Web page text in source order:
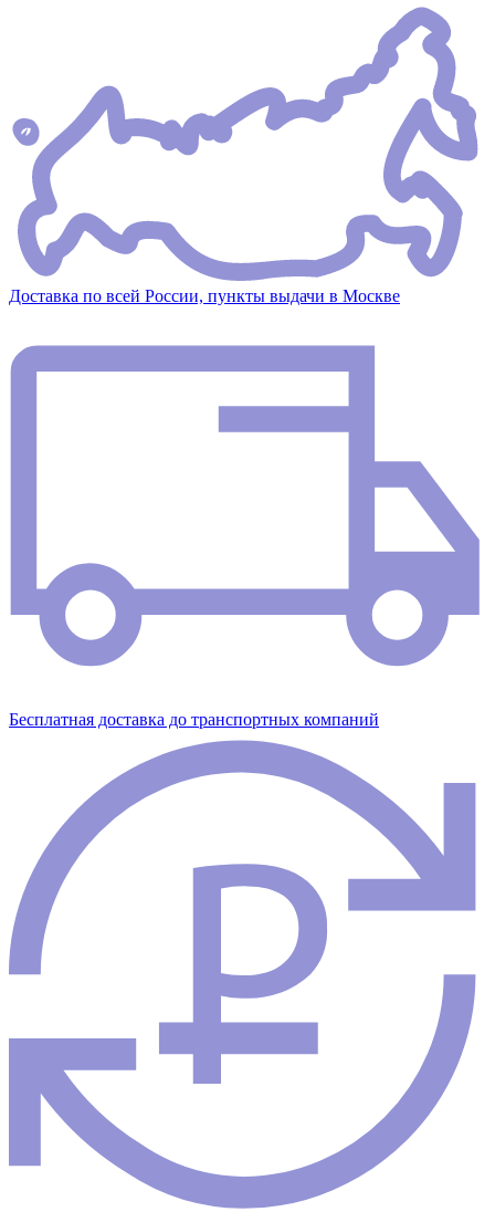
Доставка по всей России, пункты выдачи в Москве
Бесплатная доставка до транспортных компаний